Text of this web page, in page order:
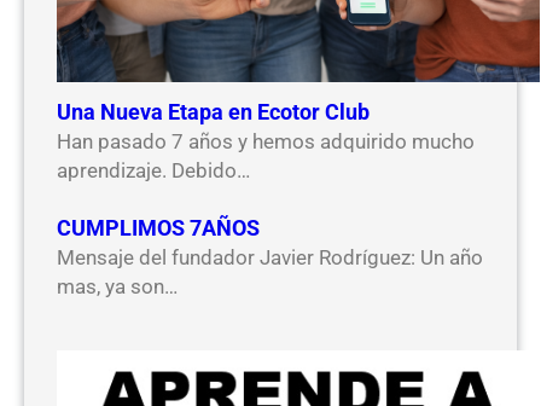
Una Nueva Etapa en Ecotor Club
Han pasado 7 años y hemos adquirido mucho
aprendizaje. Debido…
CUMPLIMOS 7AÑOS
Mensaje del fundador Javier Rodríguez: Un año
mas, ya son…